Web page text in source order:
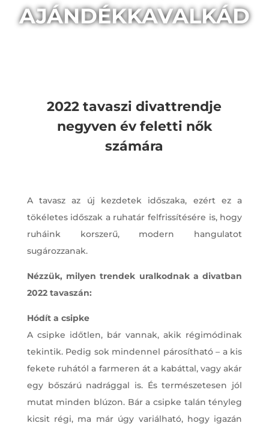
AJÁNDÉKKAVALKÁD
2022 tavaszi divattrendje
negyven év feletti nők
számára
A tavasz az új kezdetek időszaka, ezért ez a
tökéletes időszak a ruhatár felfrissítésére is, hogy
ruháink korszerű, modern hangulatot
sugározzanak.
Nézzük, milyen trendek uralkodnak a divatban
2022 tavaszán:
Hódít a csipke
A csipke időtlen, bár vannak, akik régimódinak
tekintik. Pedig sok mindennel párosítható – a kis
fekete ruhától a farmeren át a kabáttal, vagy akár
egy bőszárú nadrággal is. És természetesen jól
mutat minden blúzon. Bár a csipke talán tényleg
kicsit régi, ma már úgy variálható, hogy igazán